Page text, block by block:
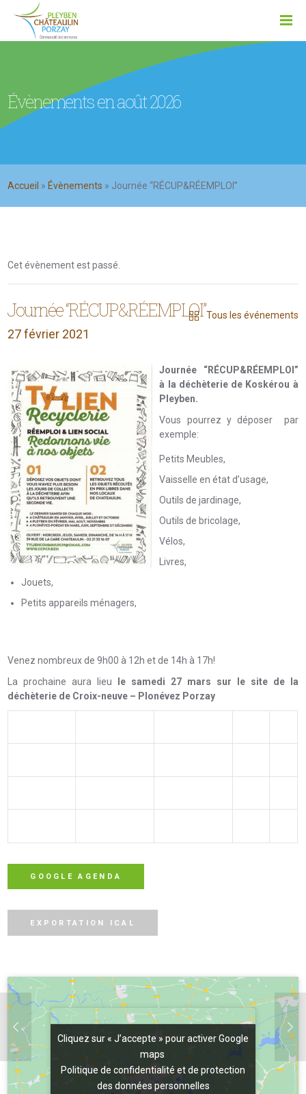
Évènements en août 2026
Accueil » Évènements » Journée “RÉCUP&RÉEMPLOI”
Cet évènement est passé.
Journée “RÉCUP&RÉEMPLOI”Tous les événements
27 février 2021
Journée “RÉCUP&RÉEMPLOI”
à la déchèteriede Koskérou à
Pleyben.
Vous pourrez y déposer par
exemple:
Petits Meubles,
Vaisselle en état d’usage,
Outils de jardinage,
Outils de bricolage,
Vélos,
Livres,
Jouets,
Petits appareils ménagers,
Venez nombreux de 9h00 à 12h et de 14h à 17h!
La prochaine aura lieu
le samedi 27 mars sur le site de la
déchèterie de Croix-neuve – Plonévez Porzay
GOOGLE AGENDA
EXPORTATION ICAL
Cliquez sur « J’accepte » pour activer Google
maps
Politique de confidentialité et de protection
des données personnelles
Cliquez sur « J’accepte » pour activer Google
maps
Politique de confidentialité et de protection
des données personnelles